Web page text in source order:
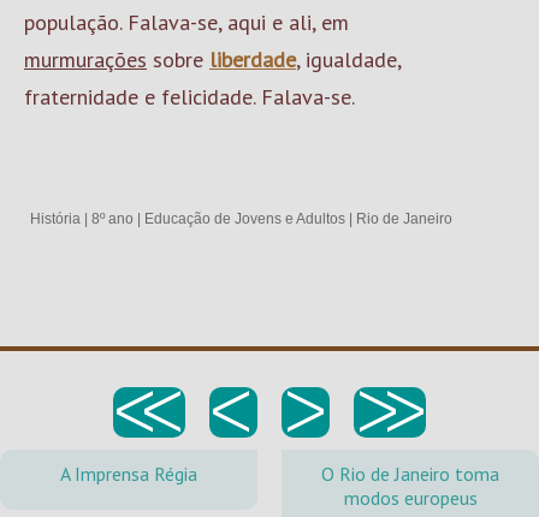
população. Falava-se, aqui e ali, em
murmurações sobre liberdade, igualdade,
fraternidade e felicidade. Falava-se.
História 8º ano Educação de Jovens e Adultos Rio de Janeiro
<< < > >>
A Imprensa Régia
O Rio de Janeiro toma
modos europeus